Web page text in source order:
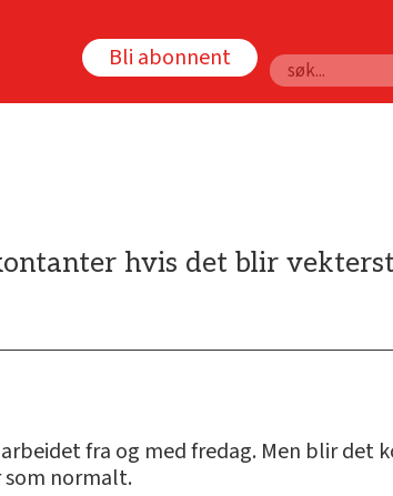
Bli abonnent
Søk
hvis det blir
fra og med fredag. Men blir det
som normalt.